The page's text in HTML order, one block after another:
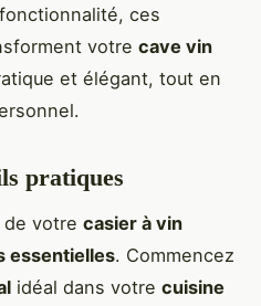
ces
votre cave vin
et élégant, tout en
pratiques
de votre casier à vin
essentielles. Commencez
idéal dans votre cuisine